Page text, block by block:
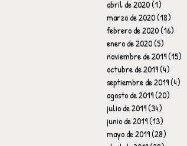
abril de 2020(1)
marzo de 2020(18)
febrero de 2020(16)
enero de 2020(5)
noviembre de 2019(15)
octubre de 2019(4)
septiembre de 2019(4)
agosto de 2019(20)
julio de 2019(34)
junio de 2019(13)
mayo de 2019(28)